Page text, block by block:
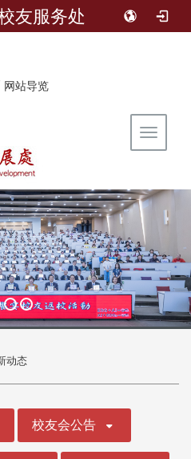
友服务处
网站导览
Toggle
动态
校友会公告